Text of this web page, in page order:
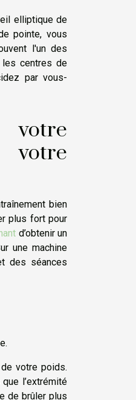
elliptique de
pointe, vous
l'un des
centres de
par vous-
bien
plus fort pour
d’obtenir un
une machine
des séances
votre poids.
l’extrémité
de brûler plus